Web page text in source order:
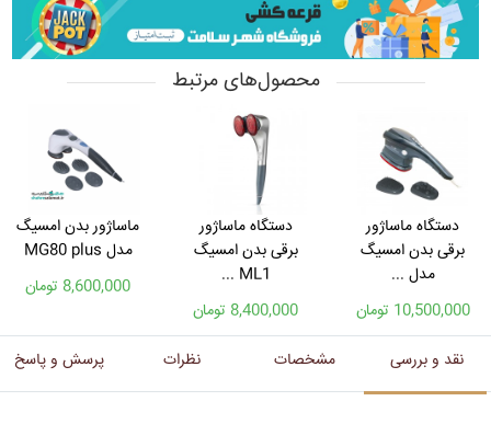
محصول‌های مرتبط
دستگاه ماساژور
برقی بدن امسیگ
مدل ...
10,500,000 تومان
دستگاه ماساژور
برقی بدن امسیگ
ML1 ...
8,400,000 تومان
ماساژور بدن امسیگ
مدل MG80 plus
8,600,000 تومان
نقد و بررسی مشخصات نظرات پرسش و پاسخ